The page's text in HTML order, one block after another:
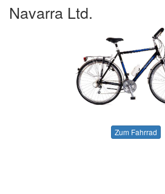
Navarra Ltd.
Zum Fahrrad